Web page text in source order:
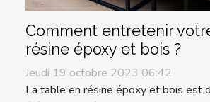
Comment entretenir
résine époxy et bois ?
Jeudi 19 octobre 2023 06:42
La table en résine époxy et bois est